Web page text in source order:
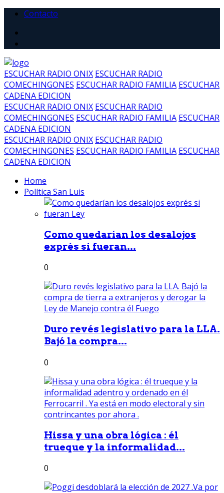
Contacto
ESCUCHAR RADIO ONIX ESCUCHAR RADIO
COMECHINGONES ESCUCHAR RADIO FAMILIA ESCUCHAR
CADENA EDICION
ESCUCHAR RADIO ONIX ESCUCHAR RADIO
COMECHINGONES ESCUCHAR RADIO FAMILIA ESCUCHAR
CADENA EDICION
ESCUCHAR RADIO ONIX ESCUCHAR RADIO
COMECHINGONES ESCUCHAR RADIO FAMILIA ESCUCHAR
CADENA EDICION
Home
Política San Luis
Como quedarían los desalojos
exprés si fueran...
0
Duro revés legislativo para la LLA.
Bajó la compra...
0
Hissa y una obra lógica : él
trueque y la informalidad...
0